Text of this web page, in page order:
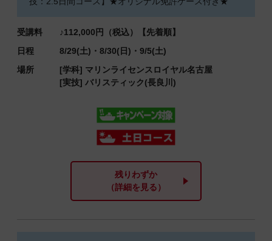
受講料
♪112,000円（税込）【先着順】
日程
8/29(土)・8/30(日)・9/5(土)
場所
[学科] マリンライセンスロイヤル名古屋
[実技] バリスティック(長良川)
残りわずか
（詳細を見る）